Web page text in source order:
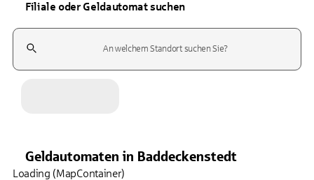
Filiale oder Geldautomat suchen
Suchfeld
Geldautomaten in Baddeckenstedt
Loading (MapContainer)